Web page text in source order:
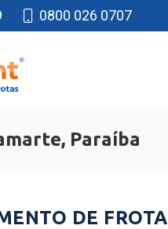
0800 026 0707
Paraíba
DE